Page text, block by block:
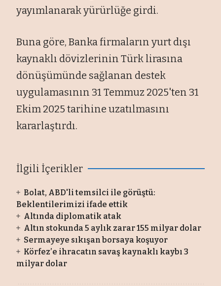
yayımlanarak yürürlüğe girdi.
Buna göre, Banka firmaların yurt dışı
kaynaklı dövizlerinin Türk lirasına
dönüşümünde sağlanan destek
uygulamasının 31 Temmuz 2025'ten 31
Ekim 2025 tarihine uzatılmasını
kararlaştırdı.
İlgili İçerikler
Bolat, ABD'li temsilci ile görüştü:
Beklentilerimizi ifade ettik
Altında diplomatik atak
Altın stokunda 5 aylık zarar 155 milyar dolar
Sermayeye sıkışan borsaya koşuyor
Körfez’e ihracatın savaş kaynaklı kaybı 3
milyar dolar